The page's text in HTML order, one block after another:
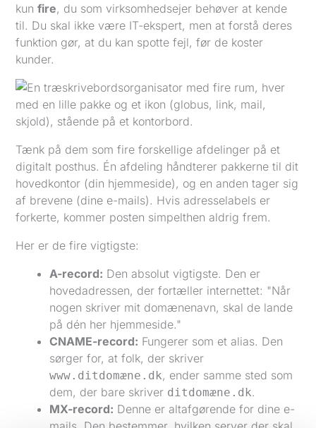
kunfire, du som virksomhedsejer behøver at kende
til. Du skal ikke være IT-ekspert, men at forstå deres
funktion gør, at du kan spotte fejl, før de koster
kunder.
Tænk på dem som fire forskellige afdelinger på et
digitalt posthus. Én afdeling håndterer pakkerne til dit
hovedkontor (din hjemmeside), og en anden tager sig
af brevene (dine e-mails). Hvis adresselabels er
forkerte, kommer posten simpelthen aldrig frem.
Her er de fire vigtigste:
A-record: Den absolut vigtigste. Den er
hovedadressen, der fortæller internettet: "Når
nogen skriver mit domænenavn, skal de lande
på dén her hjemmeside."
CNAME-record: Fungerer som et alias. Den
sørger for, at folk, der skriver
www.ditdomæne.dk, ender samme sted som
dem, der bare skriver ditdomæne.dk.
MX-record: Denne er altafgørende for dine e-